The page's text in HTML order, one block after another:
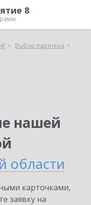
8
Выбор партнёра
нашей
области
карточками,
заявку на